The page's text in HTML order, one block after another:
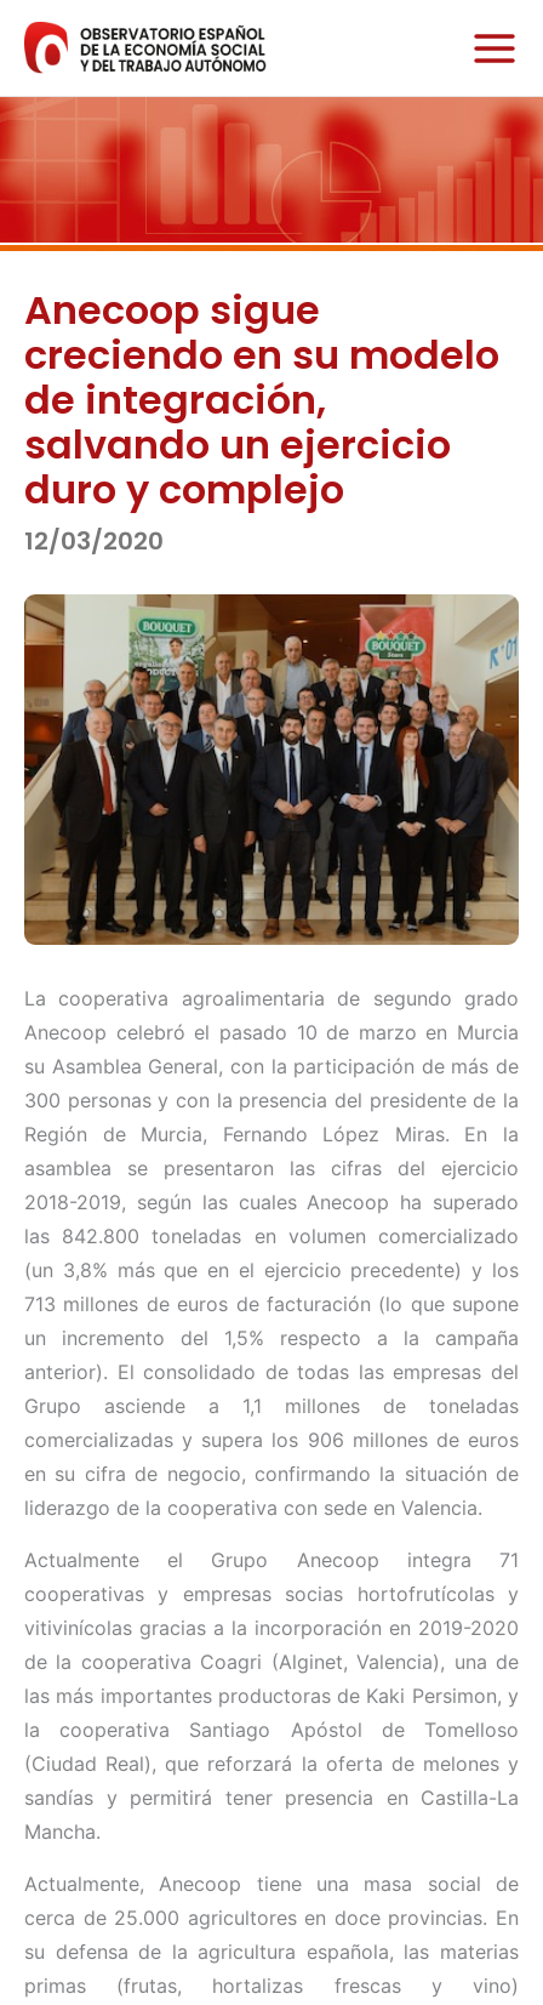
contenido
Anecoop sigue
creciendo en su modelo
de integración,
salvando un ejercicio
duro y complejo
12/03/2020
La cooperativa agroalimentaria de segundo grado
Anecoop celebró el pasado 10 de marzo en Murcia
su Asamblea General, con la participación de más de
300 personas y con la presencia del presidente de la
Región de Murcia, Fernando López Miras. En la
asamblea se presentaron las cifras del ejercicio
2018-2019, según las cuales Anecoop ha superado
las 842.800 toneladas en volumen comercializado
(un 3,8% más que en el ejercicio precedente) y los
713 millones de euros de facturación (lo que supone
un incremento del 1,5% respecto a la campaña
anterior). El consolidado de todas las empresas del
Grupo asciende a 1,1 millones de toneladas
comercializadas y supera los 906 millones de euros
en su cifra de negocio, confirmando la situación de
liderazgo de la cooperativa con sede en Valencia.
Actualmente el Grupo Anecoop integra 71
cooperativas y empresas socias hortofrutícolas y
vitivinícolas gracias a la incorporación en 2019-2020
de la cooperativa Coagri (Alginet, Valencia), una de
las más importantes productoras de Kaki Persimon, y
la cooperativa Santiago Apóstol de Tomelloso
(Ciudad Real), que reforzará la oferta de melones y
sandías y permitirá tener presencia en Castilla-La
Mancha.
Actualmente, Anecoop tiene una masa social de
cerca de 25.000 agricultores en doce provincias. En
su defensa de la agricultura española, las materias
primas (frutas, hortalizas frescas y vino)